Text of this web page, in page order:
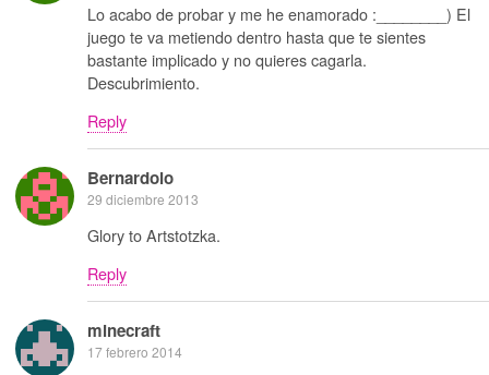
Lo acabo de probar y me he enamorado :________) El
juego te va metiendo dentro hasta que te sientes
bastante implicado y no quieres cagarla.
Descubrimiento.
Reply
Bernardolo
29 diciembre 2013
Glory to Artstotzka.
Reply
minecraft
17 febrero 2014